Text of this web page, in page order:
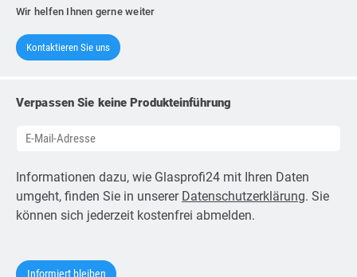
Wir helfen Ihnen gerne weiter
Kontaktieren Sie uns
Verpassen Sie keine Produkteinführung
Informationen dazu, wie Glasprofi24 mit Ihren Daten
umgeht, finden Sie in unserer Datenschutzerklärung. Sie
können sich jederzeit kostenfrei abmelden.